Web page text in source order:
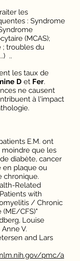
les
: Syndrome
(MCAS);
; troubles du
..
les taux de
D et Fer.
ne causent
à l'impact
E.M. ont
que les
diabète, cancer
en plaque ou
chronique.
Related
with
/ Chronic
(ME/CFS)"
, Louise
Anne V.
and Lars
pmc/a